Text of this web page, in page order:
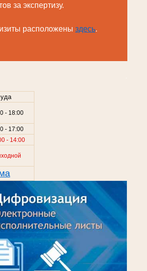
за экспертизу.
расположеныздесь.
- 18:00
- 17:00
- 14:00